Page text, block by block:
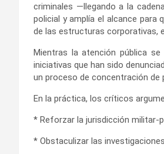
criminales —llegando a la
policial y amplía el alcance
de las estructuras corporativas,
Mientras la atención pública
iniciativas que han sido
un proceso de concentración de
En la práctica, los críticos
* Reforzar la jurisdicción militar-
* Obstaculizar las